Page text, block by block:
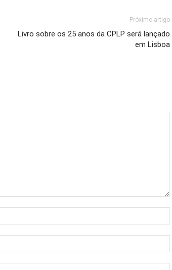
Próximo artigo
Livro sobre os 25 anos da CPLP será lançado
em Lisboa